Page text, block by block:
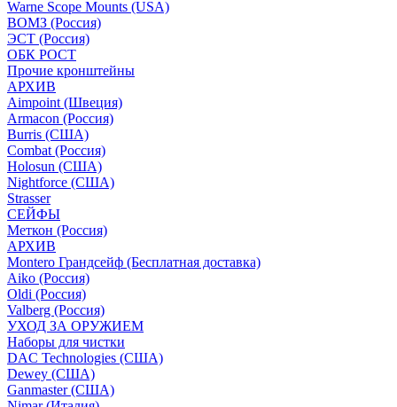
Warne Scope Mounts (USA)
ВОМЗ (Россия)
ЭСТ (Россия)
ОБК РОСТ
Прочие кронштейны
АРХИВ
Aimpoint (Швеция)
Armacon (Россия)
Burris (США)
Combat (Россия)
Holosun (США)
Nightforce (США)
Strasser
СЕЙФЫ
Меткон (Россия)
АРХИВ
Montero Грандсейф (Бесплатная доставка)
Aiko (Россия)
Oldi (Россия)
Valberg (Россия)
УХОД ЗА ОРУЖИЕМ
Наборы для чистки
DAC Technologies (США)
Dewey (США)
Ganmaster (США)